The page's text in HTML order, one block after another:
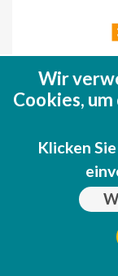
Fondo
(FEDER)
Una
Wir
Cookies,
Klicken